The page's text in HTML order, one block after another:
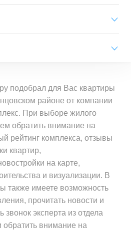
от 491 400 ₽
от 2 445 000 ₽
от 487 000 ₽
от 3 598 000 ₽
от 36 276 000 ₽
от 70 000 ₽
от 510 600 ₽
от 67 527 000 ₽
от 604 500 ₽
подобрал для Вас квартиры
районе от компании
При выборе жилого
обратить внимание на
рейтинг комплекса, отзывы
квартир,
на карте,
и визуализации. В
также имеете возможность
прочитать новости и
звонок эксперта из отдела
внимание на